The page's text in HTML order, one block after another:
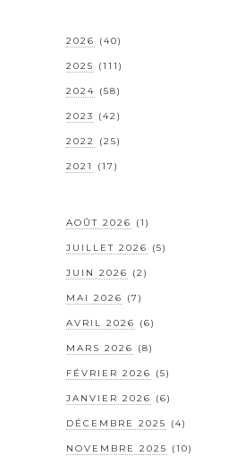
2026 (40)
2025 (111)
2024 (58)
2023 (42)
2022 (25)
2021 (17)
AOÛT 2026 (1)
JUILLET 2026 (5)
JUIN 2026 (2)
MAI 2026 (7)
AVRIL 2026 (6)
MARS 2026 (8)
FÉVRIER 2026 (5)
JANVIER 2026 (6)
DÉCEMBRE 2025 (4)
NOVEMBRE 2025 (10)